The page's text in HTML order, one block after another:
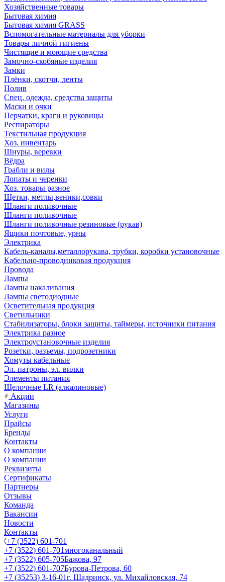
Хозяйственные товары
Бытовая химия
Бытовая химия GRASS
Вспомогательные материалы для уборки
Товары личной гигиены
Чистящие и моющие средства
Замочно-скобяные изделия
Замки
Плёнки, скотчи, ленты
Полив
Спец. одежда, средства защиты
Маски и очки
Перчатки, краги и руковицы
Респираторы
Текстильная продукция
Хоз. инвентарь
Шнуры, веревки
Вёдра
Грабли и вилы
Лопаты и черенки
Хоз. товары разное
Щетки, метлы,веники,совки
Шланги поливочные
Шланги поливочные
Шланги поливочные резиновые (рукав)
Ящики почтовые, урны
Электрика
Кабель-каналы,металлорукава, трубки, коробки установочные
Кабельно-проводниковая продукция
Провода
Лампы
Лампы накаливания
Лампы светодиодные
Осветительная продукция
Светильники
Стабилизаторы, блоки защиты, таймеры, источники питания
Электрика разное
Электроустановочные изделия
Розетки, разъемы, подрозетники
Хомуты кабельные
Эл. патроны, эл. вилки
Элементы питания
Щелочные LR (алкалиновые)
Акции
Магазины
Услуги
Прайсы
Бренды
Контакты
О компании
О компании
Реквизиты
Сертификаты
Партнеры
Отзывы
Команда
Вакансии
Новости
Контакты
+7 (3522) 601-701
+7 (3522) 601-701многоканальный
+7 (3522) 605-705Бажова, 97
+7 (3522) 601-707Бурова-Петрова, 60
+7 (35253) 3-16-01г. Шадринск, ул. Михайловская, 74